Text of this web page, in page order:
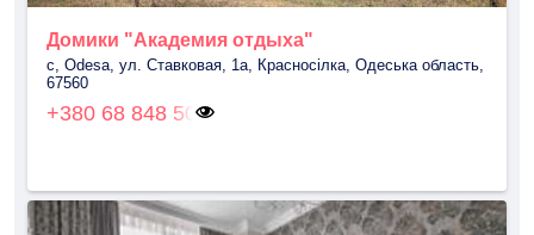
Домики "Академия отдыха"
с, Odesa, ул. Ставковая, 1а, Красносілка, Одеська область,
67560
+380 68 848 50